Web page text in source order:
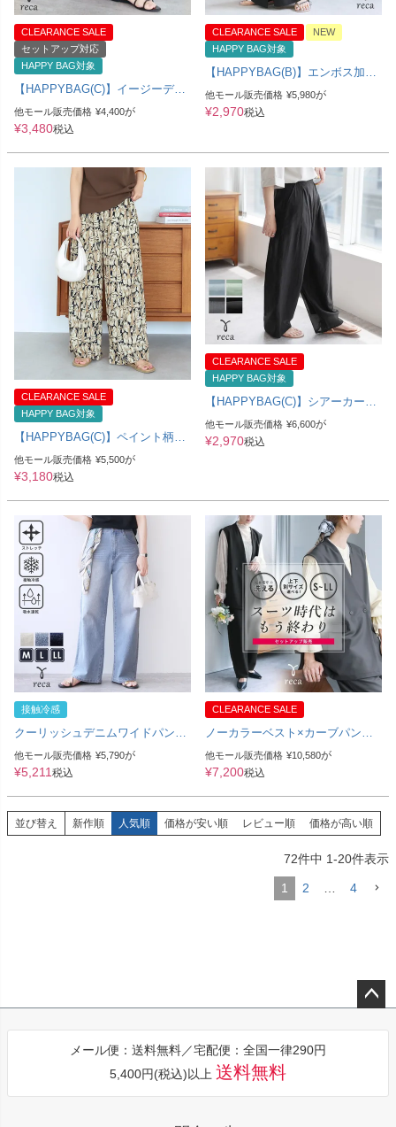
CLEARANCE SALE
セットアップ対応
HAPPY BAG対象
【HAPPYBAG(C)】イージーデニ
他モール販売価格 ¥4,400が
¥3,480税込
CLEARANCE SALE
NEW
HAPPY BAG対象
【HAPPYBAG(B)】エンボス加工
(y2916) メール便発送10
他モール販売価格 ¥5,980が
¥2,970税込
CLEARANCE SALE
HAPPY BAG対象
【HAPPYBAG(C)】ペイント柄イ
メール便発送10
他モール販売価格 ¥5,500が
¥3,180税込
CLEARANCE SALE
HAPPY BAG対象
【HAPPYBAG(C)】シアーカーブ
10
他モール販売価格 ¥6,600が
¥2,970税込
接触冷感
クーリッシュデニムワイドパンツ
他モール販売価格 ¥5,790が
¥5,211 税込
CLEARANCE SALE
ノーカラーベスト×カーブパンツ
他モール販売価格 ¥10,580が
¥7,200税込
並び替え 新作順 人気順 価格が安い順 レビュー順 価格が高い順
72件中 1-20件表示
1 2 4
メール便：送料無料／宅配便：全国一律290円
5,400円(税込)以上 送料無料